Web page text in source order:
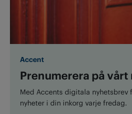
Accent
Prenumerera på
Med Accents digitala nyhetsbrev
nyheter i din inkorg varje fredag.